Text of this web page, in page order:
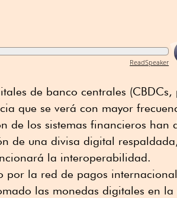
ReadSpeaker
de banco centrales (CBDCs,
que se verá con mayor
de los sistemas financieros han
de una divisa digital
la interoperabilidad.
por la red de pagos
las monedas digitales en la